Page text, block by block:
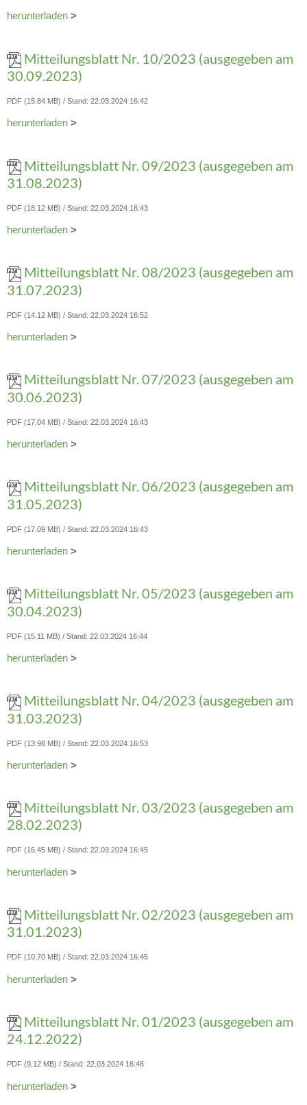
herunterladen >
Mitteilungsblatt Nr. 10/2023 (ausgegeben am
30.09.2023)
PDF (15.84 MB) Stand: 22.03.2024 16:42
herunterladen >
Mitteilungsblatt Nr. 09/2023 (ausgegeben am
31.08.2023)
PDF (18.12 MB) Stand: 22.03.2024 16:43
herunterladen >
Mitteilungsblatt Nr. 08/2023 (ausgegeben am
31.07.2023)
PDF (14.12 MB) Stand: 22.03.2024 16:52
herunterladen >
Mitteilungsblatt Nr. 07/2023 (ausgegeben am
30.06.2023)
PDF (17.04 MB) Stand: 22.03.2024 16:43
herunterladen >
Mitteilungsblatt Nr. 06/2023 (ausgegeben am
31.05.2023)
PDF (17.09 MB) Stand: 22.03.2024 16:43
herunterladen >
Mitteilungsblatt Nr. 05/2023 (ausgegeben am
30.04.2023)
PDF (15.11 MB) Stand: 22.03.2024 16:44
herunterladen >
Mitteilungsblatt Nr. 04/2023 (ausgegeben am
31.03.2023)
PDF (13.98 MB) Stand: 22.03.2024 16:53
herunterladen >
Mitteilungsblatt Nr. 03/2023 (ausgegeben am
28.02.2023)
PDF (16.45 MB) Stand: 22.03.2024 16:45
herunterladen >
Mitteilungsblatt Nr. 02/2023 (ausgegeben am
31.01.2023)
PDF (10.70 MB) Stand: 22.03.2024 16:45
herunterladen >
Mitteilungsblatt Nr. 01/2023 (ausgegeben am
24.12.2022)
PDF (9.12 MB) Stand: 22.03.2024 16:46
herunterladen >